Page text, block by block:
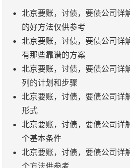
北京要账，讨债，要债公司详
的好方法仅供参考
北京要账，讨债，要债公司详
有那些靠谱的方案
北京要账，讨债，要债公司详
列的计划和步骤
北京要账，讨债，要债公司详
形式
北京要账，讨债，要债公司详
个基本条件
北京要账，讨债，要债公司详
个方法供参考